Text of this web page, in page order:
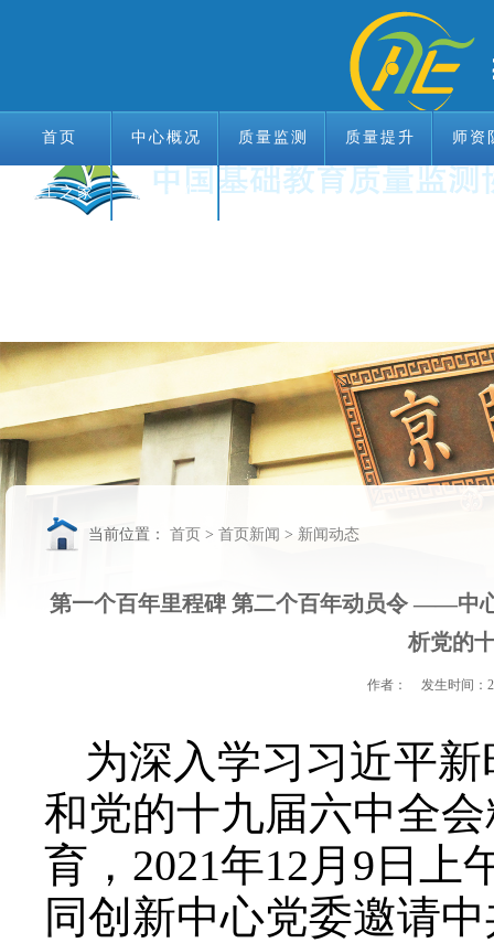
首页 中心概况 质量监测 质量提升 师资
教工之家 联系我们
当前位置： 首页 > 首页新闻 > 新闻动态
第一个百年里程碑 第二个百年动员令 ——中
析党的
作者： 发生时间：
为深入学习习近平
和党的十九届六中全
育，2021年12月9日上
同创新中心党委邀请